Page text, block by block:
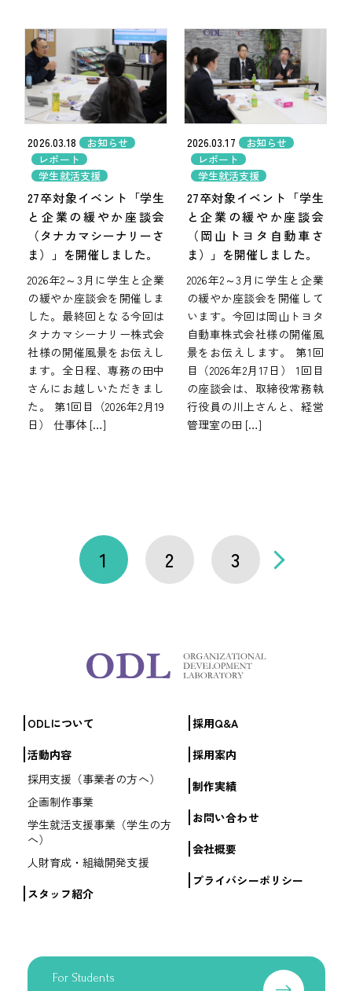
2026.03.18 お知らせ
レポート
学生就活支援
27卒対象イベント「学生
と企業の緩やか座談会
（タナカマシーナリーさ
ま）」を開催しました。
2026年2～3月に学生と企業
の緩やか座談会を開催しま
した。最終回となる今回は
タナカマシーナリー株式会
社様の開催風景をお伝えし
ます。全日程、専務の田中
さんにお越しいただきまし
た。 第1回目（2026年2月19
日） 仕事体 […]
2026.03.17
お知らせ
レポート
学生就活支援
27卒対象イベント「学生
と企業の緩やか座談会
（岡山トヨタ自動車さ
ま）」を開催しました。
2026年2～3月に学生と企業
の緩やか座談会を開催して
います。今回は岡山トヨタ
自動車株式会社様の開催風
景をお伝えします。 第1回
目（2026年2月17日） 1回目
の座談会は、取締役常務執
行役員の川上さんと、経営
管理室の田 […]
1 2 3
ODLについて
活動内容
採用支援（事業者の方へ）
企画制作事業
学生就活支援事業（学生の方
へ）
人財育成・組織開発支援
スタッフ紹介
採用Q&A
採用案内
制作実績
お問い合わせ
会社概要
プライバシーポリシー
For Students